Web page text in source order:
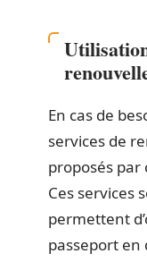
En cas de
services de
proposés
Ces services
permettent
passeport en